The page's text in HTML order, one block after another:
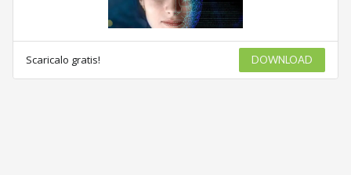
Scaricalo gratis! DOWNLOAD